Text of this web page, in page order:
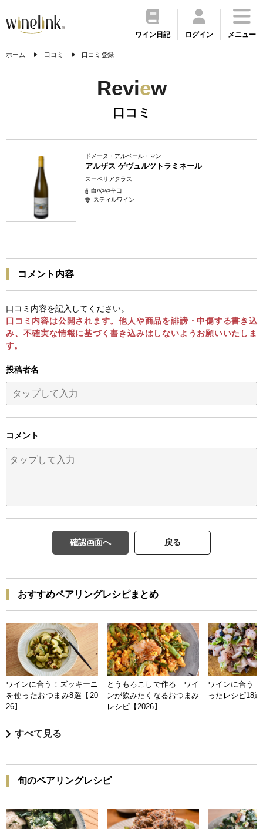
ワイン日記 ログイン メニュー
ホーム 口コミ 口コミ登録
Review
口コミ
ドメーヌ・アルベール・マン
アルザス ゲヴュルツトラミネール
スーペリアクラス
白/やや辛口
スティルワイン
コメント内容
口コミ内容を記入してください。
口コミ内容は公開されます。他人や商品を誹謗・中傷する書き込
み、不確実な情報に基づく書き込みはしないようお願いいたしま
す。
投稿者名
コメント
確認画面へ 戻る
おすすめペアリングレシピまとめ
ワインに合う！ズッキーニ
を使ったおつまみ8選【20
26】
とうもろこしで作る ワイ
ンが飲みたくなるおつまみ
レシピ【2026】
ワインに合う
ったレシピ18
すべて見る
旬のペアリングレシピ